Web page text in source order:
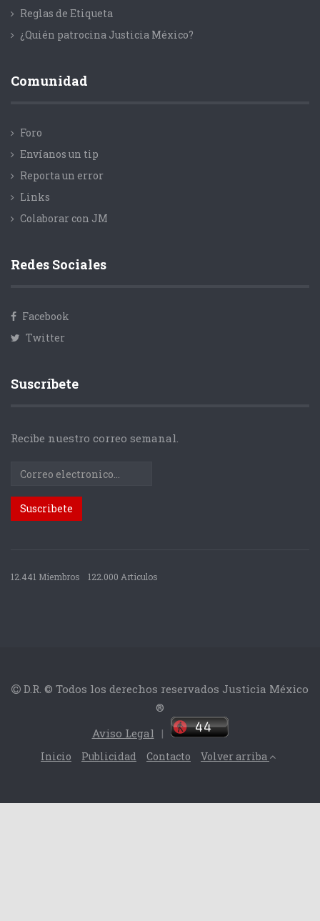
Reglas de Etiqueta
¿Quién patrocina Justicia México?
Comunidad
Foro
Envíanos un tip
Reporta un error
Links
Colaborar con JM
Redes Sociales
Facebook
Twitter
Suscríbete
Recibe nuestro correo semanal.
12.441 Miembros 122.000 Articulos
D.R. © Todos los derechos reservados Justicia México
®
Aviso Legal |
Inicio Publicidad Contacto Volver arriba